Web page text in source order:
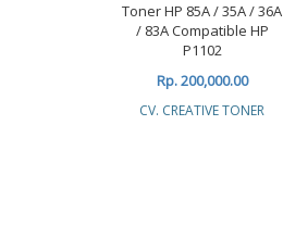
Toner HP 85A / 35A / 36A
/ 83A Compatible HP
P1102
Rp. 200,000.00
CV. CREATIVE TONER